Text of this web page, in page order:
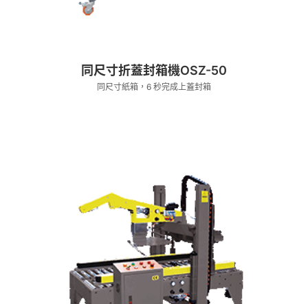
同尺寸折蓋封箱機OSZ-50
同尺寸紙箱，6 秒完成上蓋封箱